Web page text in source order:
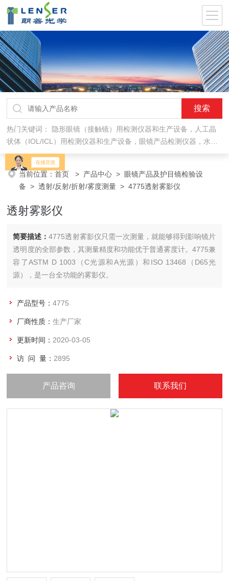
热门关键词： 隐形眼镜（接触镜）用检测仪器和生产设备，人工晶
状体（IOL/ICL）用检测仪器和生产设备，眼镜产品检测仪器，水气
处理环保设备
当前位置：首页 > 产品中心 > 眼镜产品及护目镜检验设
备 >透射/反射/折射/雾度测量 > 4775透射雾影仪
透射雾影仪
简要描述：4775透射雾影仪只需一次测量，就能够得到影响镜片
透明度的全部参数，其测量精度和功能优于普通雾度计。4775兼
容了ASTM D 1003（C光源和A光源）和ISO 13468（D65光
源），是一台全功能的雾影仪。
产品型号：4775
厂商性质：生产厂家
更新时间： 2020-03-05
访 问 量： 2895
产品咨询 联系我们